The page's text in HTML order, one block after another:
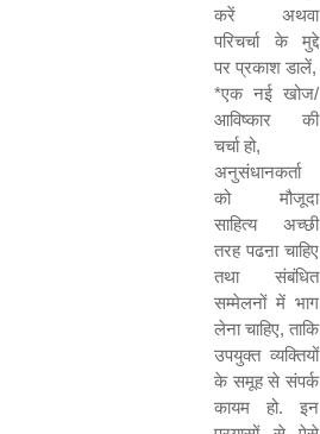
करें अथवा
परिचर्चा के मुद्दे
पर प्रकाश डालें,
*एक नई खोज/
आविष्कार की
चर्चा हो,
अनुसंधानकर्ता
को मौजूदा
साहित्य अच्छी
तरह पढऩा चाहिए
तथा संबंधित
सम्मेलनों में भाग
लेना चाहिए, ताकि
उपयुक्त व्यक्तियों
के समूह से संपर्क
कायम हो. इन